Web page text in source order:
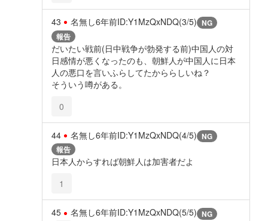
43 名無し6年前ID:Y1MzQxNDQ(3/5) NG
報告
だいたい戦前(日中戦争が勃発する前)中国人の対
日感情が悪くなったのも、朝鮮人が中国人に日本
人の悪口を言いふらしてたかららしいね？
そういう噂がある。
0
44 名無し6年前ID:Y1MzQxNDQ(4/5) NG
報告
日本人からすれば朝鮮人は加害者だよ
1
45 名無し6年前ID:Y1MzQxNDQ(5/5) NG